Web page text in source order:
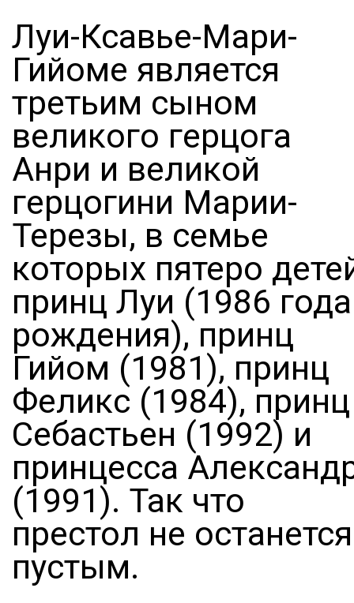
Луи-Ксавье-Мари-
Гийоме является
третьим сыном
великого герцога
Анри и великой
герцогини Марии-
Терезы, в семье
которых пятеро
принц Луи (1986 года
рождения), принц
Гийом (1981), принц
Феликс (1984), принц
Себастьен (1992) и
принцесса
(1991). Так что
престол не останется
пустым.